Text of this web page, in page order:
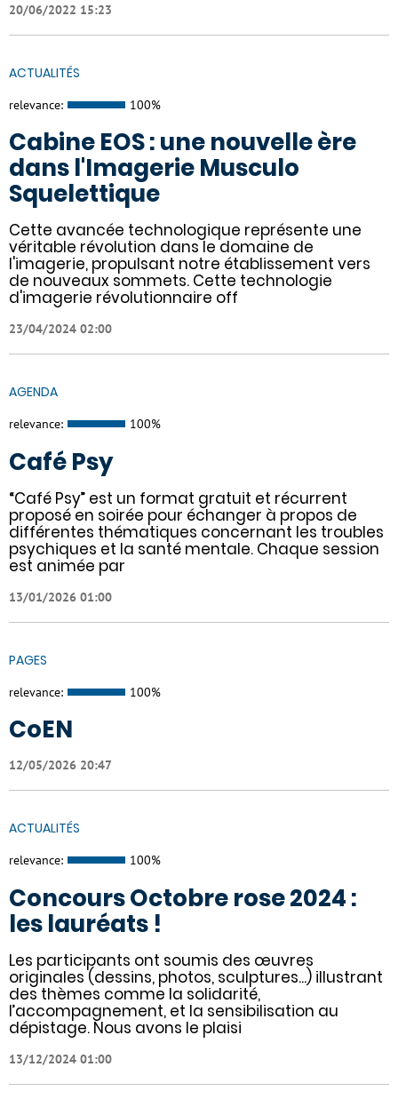
20/06/2022 15:23
ACTUALITÉS
relevance: 100%
Cabine EOS : une nouvelle ère
dans l'Imagerie Musculo
Squelettique
Cette avancée technologique représente une
véritable révolution dans le domaine de
l'imagerie, propulsant notre établissement vers
de nouveaux sommets. Cette technologie
d'imagerie révolutionnaire off
23/04/2024 02:00
AGENDA
relevance: 100%
Café Psy
“Café Psy” est un format gratuit et récurrent
proposé en soirée pour échanger à propos de
différentes thématiques concernant les troubles
psychiques et la santé mentale. Chaque session
est animée par
13/01/2026 01:00
PAGES
relevance: 100%
CoEN
12/05/2026 20:47
ACTUALITÉS
relevance: 100%
Concours Octobre rose 2024 :
les lauréats !
Les participants ont soumis des œuvres
originales (dessins, photos, sculptures...) illustrant
des thèmes comme la solidarité,
l’accompagnement, et la sensibilisation au
dépistage. Nous avons le plaisi
13/12/2024 01:00